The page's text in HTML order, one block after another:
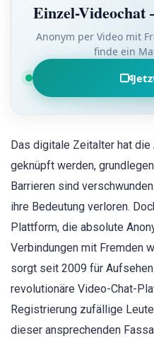
Einzel-
Anonym per Video mit
finde ein
Das digitale Zeitalter hat
geknüpft werden,
Barrieren sind
ihre Bedeutung verloren.
Plattform, die absolute
Verbindungen mit Fremden
sorgt seit 2009 für
revolutionäre Video-Chat-
Registrierung zufällige
dieser ansprechenden